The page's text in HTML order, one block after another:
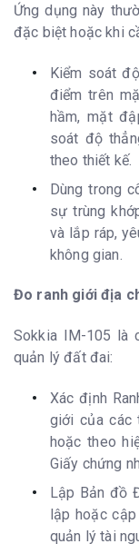
Ứng dụng này
đặc biệt hoặc khi
Kiểm soát
điểm trên
hầm, mặt
soát độ
theo thiết kế.
Dùng trong
sự trùng
và lắp ráp,
không gian.
Đo ranh giới địa
Sokkia IM-105 là
quản lý đất đai:
Xác định
giới của các
hoặc theo
Giấy chứng
Lập Bản đồ
lập hoặc
quản lý tài